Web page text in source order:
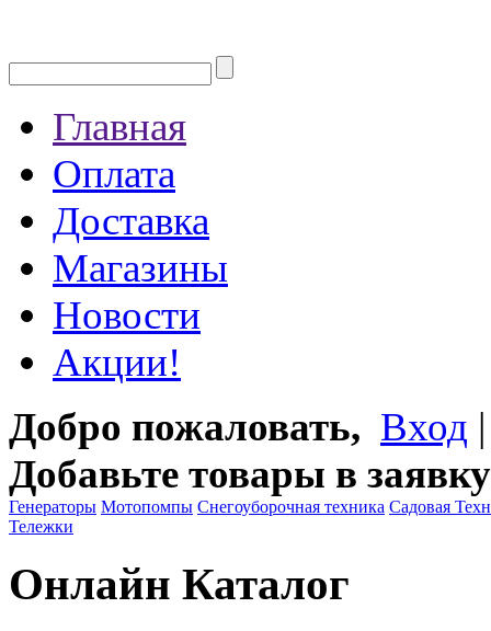
Главная
Оплата
Доставка
Магазины
Новости
Акции!
Добро пожаловать, Вход
Добавьте товары в заявку
Генераторы Мотопомпы Снегоуборочная техника Садовая
Тележки
Онлайн Каталог